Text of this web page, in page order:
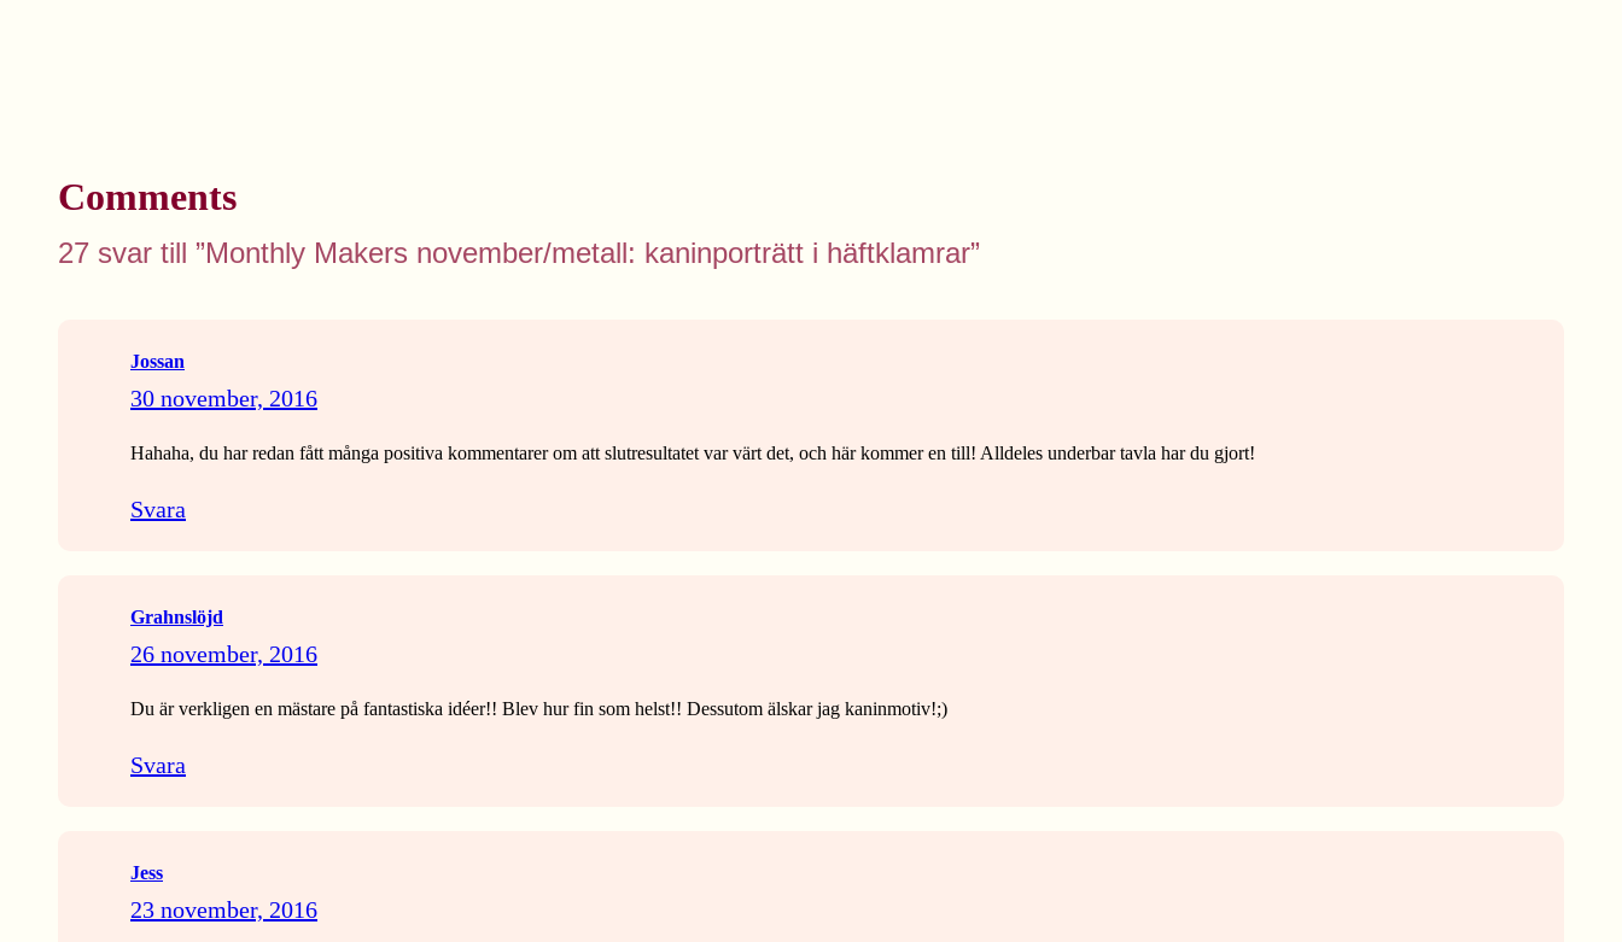
Comments
27 svar till ”Monthly Makers november/metall: kaninporträtt i häftklamrar”
Jossan
30 november, 2016
Hahaha, du har redan fått många positiva kommentarer om att slutresultatet var värt det, och här kommer en till! Alldeles underbar tavla har du gjort!
Svara
Grahnslöjd
26 november, 2016
Du är verkligen en mästare på fantastiska idéer!! Blev hur fin som helst!! Dessutom älskar jag kaninmotiv!;)
Svara
Jess
23 november, 2016